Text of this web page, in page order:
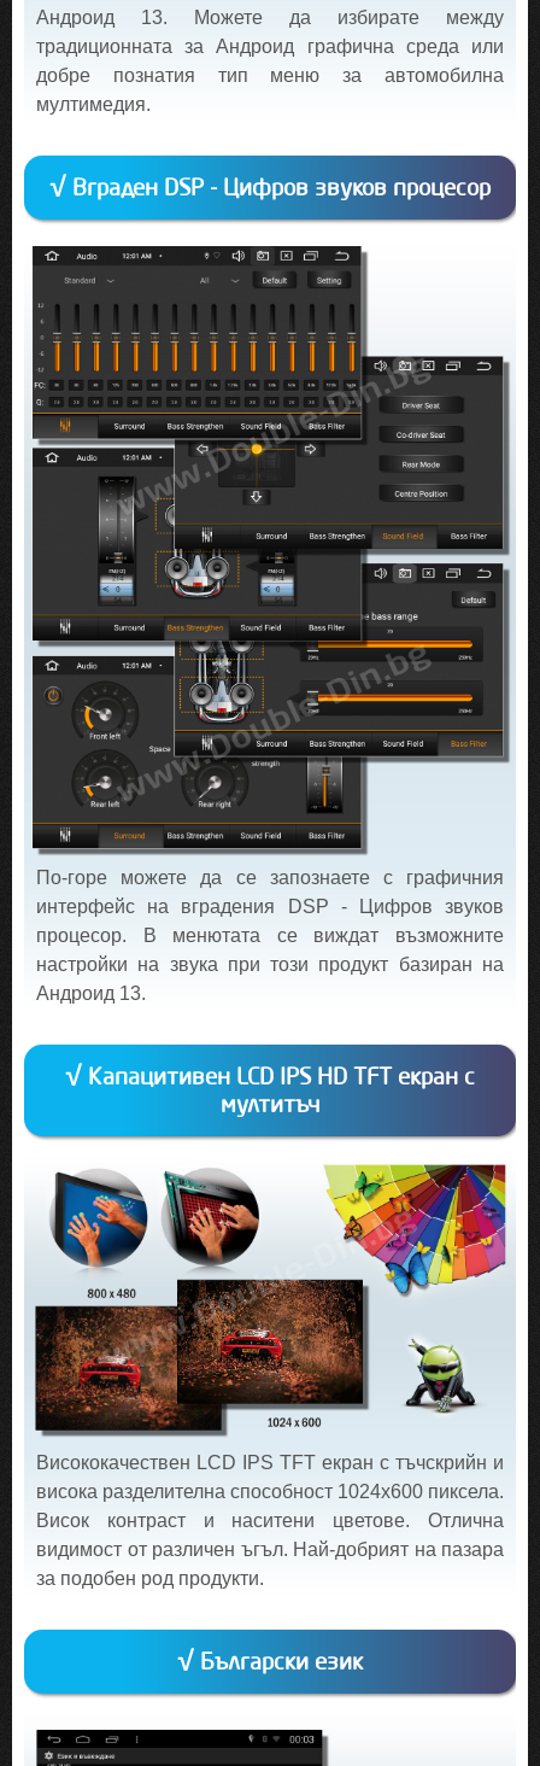
Андроид 13. Можете да избирате между
традиционната за Андроид графична среда или
добре познатия тип меню за автомобилна
мултимедия.
√ Вграден DSP - Цифров звуков процесор
По-горе можете да се запознаете с графичния
интерфейс на вградения DSP - Цифров звуков
процесор. В менютата се виждат възможните
настройки на звука при този продукт базиран на
Андроид 13.
√ Капацитивен LCD IPS HD TFT екран с
мултитъч
Висококачествен LCD IPS TFT екран с тъчскрийн и
висока разделителна способност 1024х600 пиксела.
Висок контраст и наситени цветове. Отлична
видимост от различен ъгъл. Най-добрият на пазара
за подобен род продукти.
√ Български език